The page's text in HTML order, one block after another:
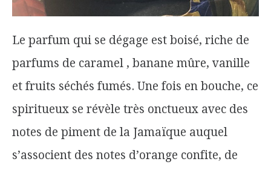
Le parfum qui se dégage est boisé, riche de
parfums de caramel , banane mûre, vanille
et fruits séchés fumés. Une fois en bouche, ce
spiritueux se révèle très onctueux avec des
notes de piment de la Jamaïque auquel
s’associent des notes d’orange confite, de